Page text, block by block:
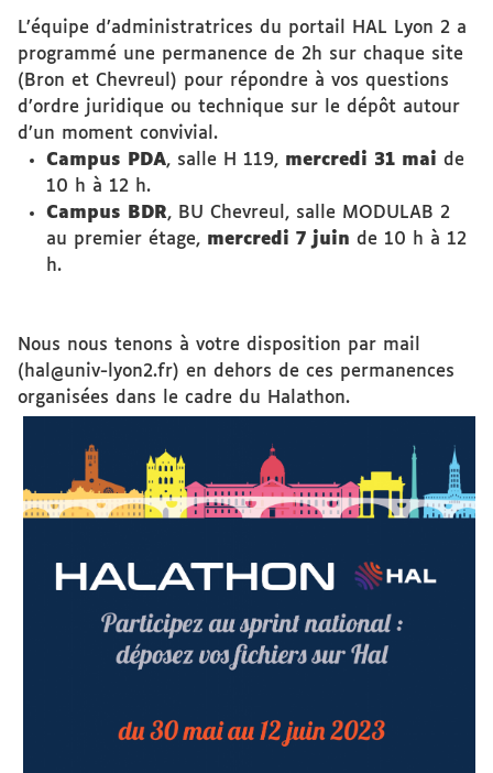
L’équipe d’administratrices du portail HAL Lyon 2 a
programmé une permanence de 2h sur chaque site
(Bron et Chevreul) pour répondre à vos questions
d’ordre juridique ou technique sur le dépôt autour
d’un moment convivial.
Campus PDA, salle H 119, mercredi 31 mai de
10 h à 12 h.
Campus BDR, BU Chevreul, salle MODULAB 2
au premier étage, mercredi 7 juin de 10 h à 12
h.
Nous nous tenons à votre disposition par mail
(hal@univ-lyon2.fr) en dehors de ces permanences
organisées dans le cadre du Halathon.